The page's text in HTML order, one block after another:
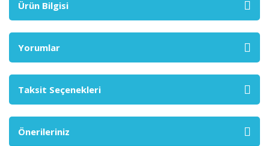
Ürün Bilgisi
Yorumlar
Taksit Seçenekleri
Önerileriniz